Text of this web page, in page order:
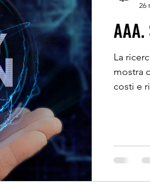
professionisti ed
La
mostra
costi e
26